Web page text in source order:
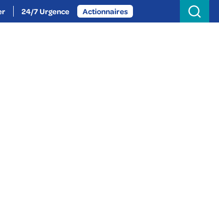
24/7 Urgence Actionnaires
for: